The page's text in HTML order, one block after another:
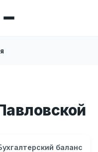
баланс